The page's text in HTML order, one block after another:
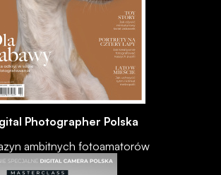
Photographer Polska
ambitnych fotoamatorów